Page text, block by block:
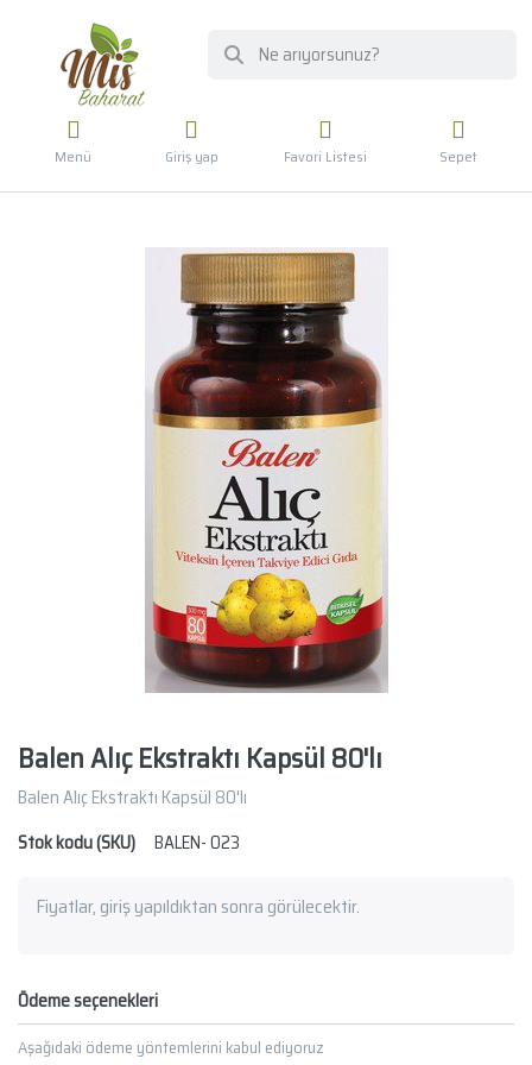
Menü Giriş yap Favori Listesi Sepet
Balen Alıç Ekstraktı Kapsül 80'lı
Balen Alıç Ekstraktı Kapsül 80'lı
Stok kodu (SKU)
BALEN- 023
Fiyatlar, giriş yapıldıktan sonra görülecektir.
Ödeme seçenekleri
Aşağıdaki ödeme yöntemlerini kabul ediyoruz